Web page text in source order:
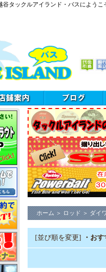
タックルアイランド・バスにようこ
ホーム ＞ ロッド ＞ ダイ
[並び順を変更] ・お